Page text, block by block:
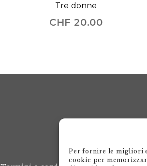
Per fornire le migliori
cookie per
Tre donne
CHF 20.00